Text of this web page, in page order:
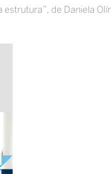
estrutura”, de Daniela